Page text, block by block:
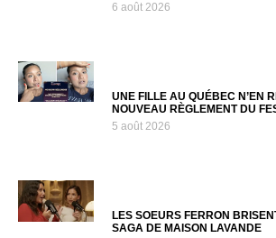
6 août 2026
UNE FILLE AU QUÉBEC N’EN
NOUVEAU RÈGLEMENT DU
5 août 2026
LES SOEURS FERRON
SAGA DE MAISON LAVANDE